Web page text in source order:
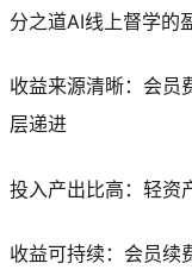
分之道AI线上督学的
收益来源清晰：会员
层递进
投入产出比高：轻资
收益可持续：会员续